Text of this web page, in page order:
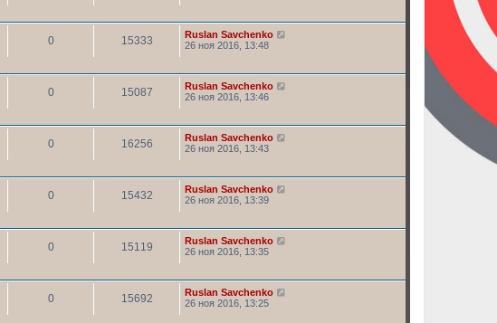
0 15333
Ruslan Savchenko
26 ноя 2016, 13:48
0 15087
Ruslan Savchenko
26 ноя 2016, 13:46
0 16256
Ruslan Savchenko
26 ноя 2016, 13:43
0 15432
Ruslan Savchenko
26 ноя 2016, 13:39
0 15119
Ruslan Savchenko
26 ноя 2016, 13:35
0 15692
Ruslan Savchenko
26 ноя 2016, 13:25